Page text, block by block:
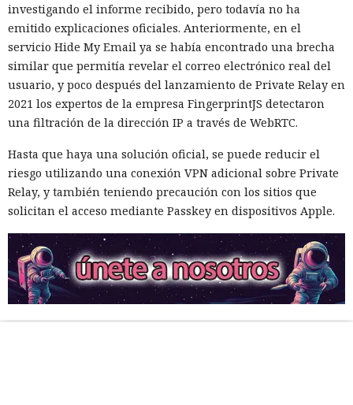
investigando el informe recibido, pero todavía no ha
emitido explicaciones oficiales. Anteriormente, en el
servicio Hide My Email ya se había encontrado una brecha
similar que permitía revelar el correo electrónico real del
usuario, y poco después del lanzamiento de Private Relay en
2021 los expertos de la empresa FingerprintJS detectaron
una filtración de la dirección IP a través de WebRTC.
Hasta que haya una solución oficial, se puede reducir el
riesgo utilizando una conexión VPN adicional sobre Private
Relay, y también teniendo precaución con los sitios que
solicitan el acceso mediante Passkey en dispositivos Apple.